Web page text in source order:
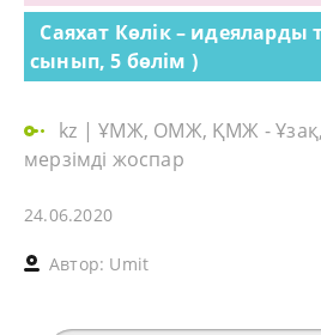
Саяхат Көлік – идеяларды
сынып, 5 бөлім )
kz |ҰМЖ, ОМЖ, ҚМЖ - Ұзақ,
мерзімді жоспар
24.06.2020
Автор: Umit